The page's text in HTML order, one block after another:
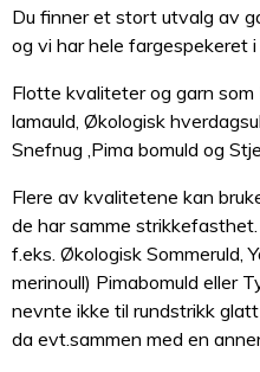
Du finner et stort utvalg av
og vi har hele fargespekeret
Flotte kvaliteter og garn
lamauld, Økologisk
Snefnug ,Pima bomuld og
Flere av kvalitetene kan
de har samme
f.eks. Økologisk Sommeruld,
merinoull) Pimabomuld eller
nevnte ikke til rundstrikk
da evt.sammen med en